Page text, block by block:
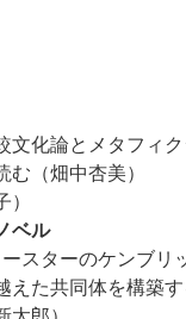
化論とメタフィ
（畑中杏美）
ベル
ターのケンブリ
た共同体を構築す